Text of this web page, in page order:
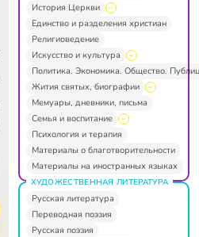
История Церкви
Единство и разделения христиан
Религиоведение
Искусство и культура
Политика. Экономика. Общество.
Жития святых, биографии
Мемуары, дневники, письма
Семья и воспитание
Психология и терапия
Материалы о благотворительности
Материалы на иностранных языках
ХУДОЖЕСТВЕННАЯ ЛИТЕРАТУРА
Русская литература
Переводная поэзия
Русская поэзия